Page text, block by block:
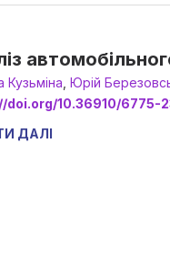
Кузьміна Юрій
doi.org/10.36910/6775-
ДАЛІ